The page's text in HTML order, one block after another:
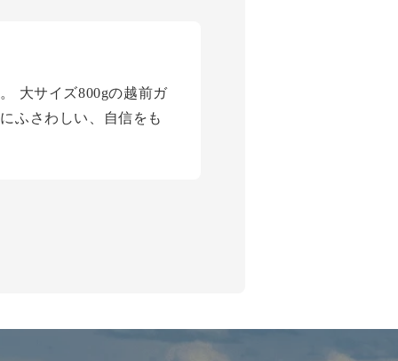
大サイズ800gの越前ガ
ふさわしい、自信をも